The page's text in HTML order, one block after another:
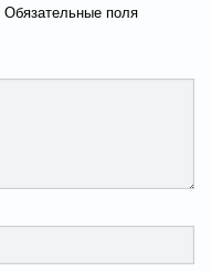
Обязательные поля